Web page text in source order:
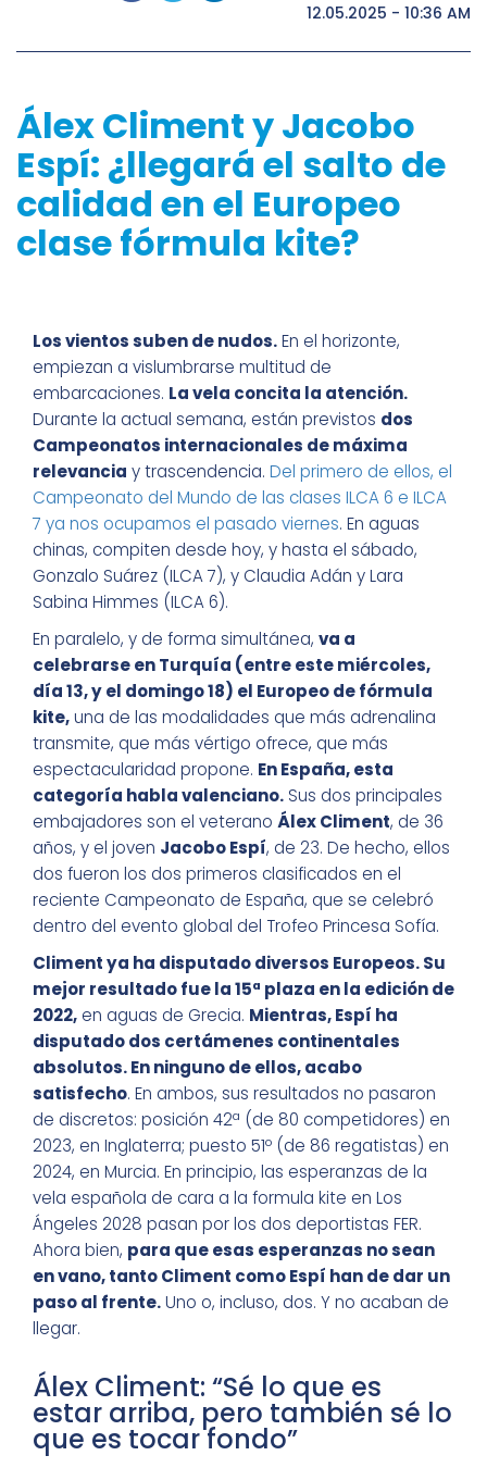
12.05.2025 - 10:36 AM
Álex Climent y Jacobo
Espí: ¿llegará el salto de
calidad en el Europeo
clase fórmula kite?
Los vientos suben de nudos.En el horizonte,
empiezan a vislumbrarse multitud de
embarcaciones. La vela concita la atención.
Durante la actual semana, están previstos dos
Campeonatos internacionales de máxima
relevancia y trascendencia. Del primero de ellos, el
Campeonato del Mundo de las clases ILCA 6 e ILCA
7 ya nos ocupamos el pasado viernes. En aguas
chinas, compiten desde hoy, y hasta el sábado,
Gonzalo Suárez (ILCA 7), y Claudia Adán y Lara
Sabina Himmes (ILCA 6).
En paralelo, y de forma simultánea, va a
celebrarse en Turquía (entre este miércoles,
día 13, y el domingo 18) el Europeo de fórmula
kite,una de las modalidades que más adrenalina
transmite, que más vértigo ofrece, que más
espectacularidad propone. En España, esta
categoría habla valenciano. Sus dos principales
embajadores son el veterano Álex Climent, de 36
años, y el joven Jacobo Espí, de 23. De hecho, ellos
dos fueron los dos primeros clasificados en el
reciente Campeonato de España, que se celebró
dentro del evento global del Trofeo Princesa Sofía.
Climent ya ha disputado diversos Europeos. Su
mejor resultado fue la 15ª plaza en la edición de
2022, en aguas de Grecia. Mientras, Espí ha
disputado dos certámenes continentales
absolutos. En ninguno de ellos, acabo
satisfecho. En ambos, sus resultados no pasaron
de discretos: posición 42ª (de 80 competidores) en
2023, en Inglaterra; puesto 51º (de 86 regatistas) en
2024, en Murcia. En principio, las esperanzas de la
vela española de cara a la formula kite en Los
Ángeles 2028 pasan por los dos deportistas FER.
Ahora bien, para que esas esperanzas no sean
en vano, tanto Climent como Espí han de dar un
paso al frente.Uno o, incluso, dos. Y no acaban de
llegar.
Álex Climent: “Sé lo que es
estar arriba, pero también sé lo
que es tocar fondo”